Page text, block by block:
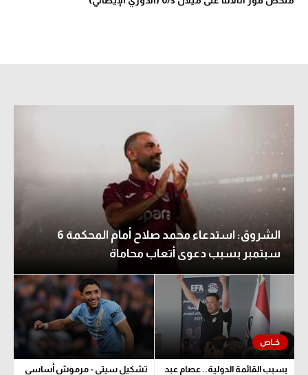
الشروق: استدعاء محمد صلاح أمام المحكمة 6
سبتمبر بسبب دعوى أتعاب محاماة
بسبب القائمة الدولية.. عصام عبد
تشكيل سيتي - مرموش أساسي